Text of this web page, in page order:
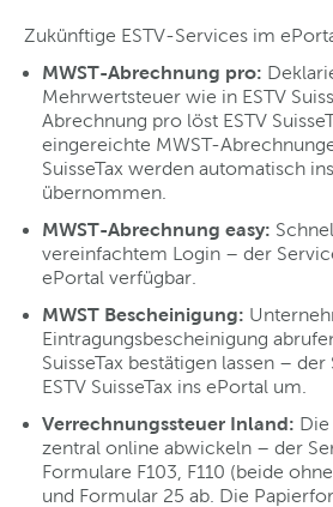
Zukünftige ESTV-Services im
MWST-Abrechnung pro:
Mehrwertsteuer wie in ESTV
Abrechnung pro löst ESTV
eingereichte MWST-
SuisseTax werden automatisch
übernommen.
MWST-Abrechnung easy:
vereinfachtem Login – der
ePortal verfügbar.
MWST Bescheinigung:
Eintragungsbescheinigung
SuisseTax bestätigen lassen –
ESTV SuisseTax ins ePortal um.
Verrechnungssteuer Inland:
zentral online abwickeln – der
Formulare F103, F110 (beide
und Formular 25 ab. Die